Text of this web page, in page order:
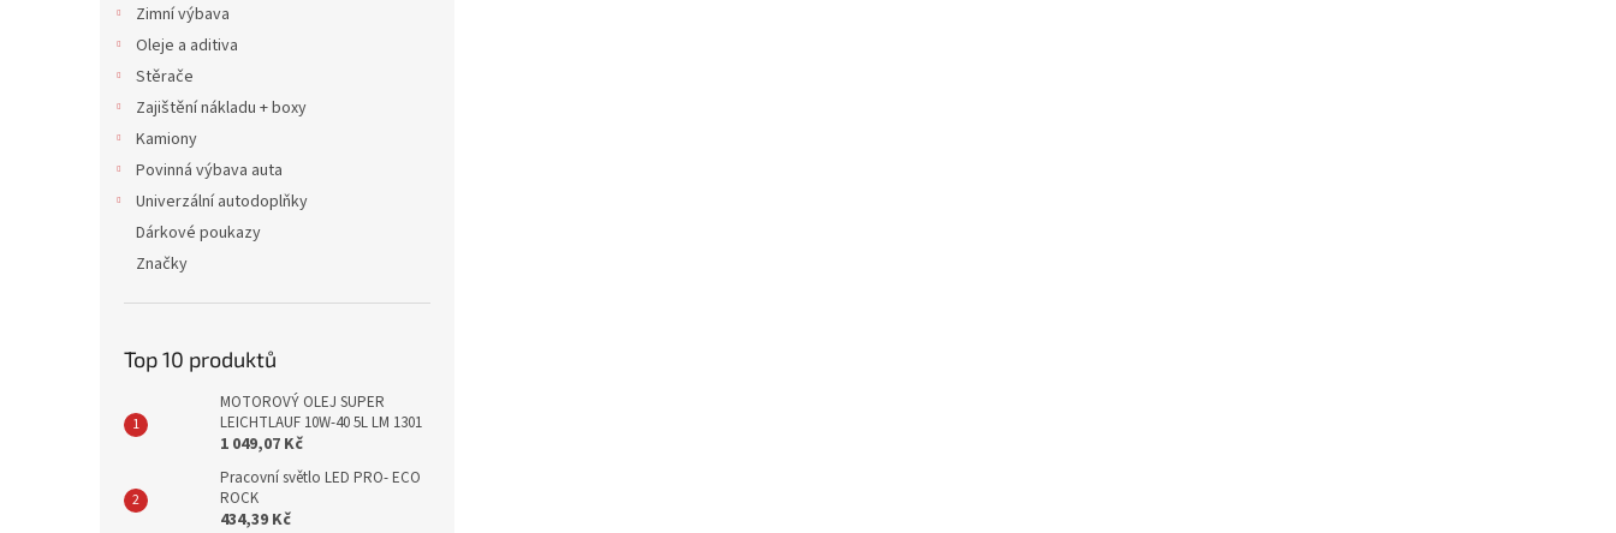
Zimní výbava
Oleje a aditiva
Stěrače
Zajištění nákladu + boxy
Kamiony
Povinná výbava auta
Univerzální autodoplňky
Dárkové poukazy
Značky
Top 10 produktů
MOTOROVÝ OLEJ SUPER
LEICHTLAUF 10W-40 5L LM 1301
1 049,07 Kč
Pracovní světlo LED PRO- ECO
ROCK
434,39 Kč